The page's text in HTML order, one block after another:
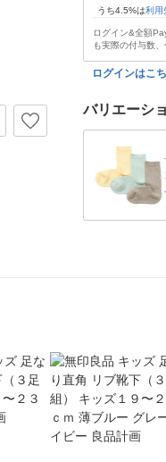
うち4.5%は利用
ログイン&全額
も実際の付与数
ログインはこ
バリエーシ